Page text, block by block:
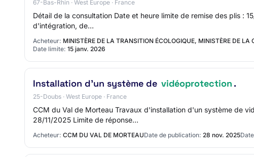
67-Bas-Rhin · West Europe · France
Détail de la consultation Date et heure limite de remise des plis :
d'intégration, de…
Acheteur: MINISTÈRE DE LA TRANSITION ÉCOLOGIQUE, MINISTÈRE DE
Date limite: 15 janv. 2026
Installation d'un système de vidéoprotection .
25-Doubs · West Europe · France
CCM du Val de Morteau Travaux d'installation d'un système de
28/11/2025 Limite de réponse…
Acheteur: CCM DU VAL DE MORTEAUDate de publication: 28 nov. 2025